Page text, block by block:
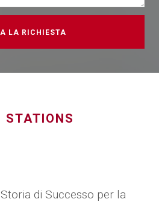
STATIONS
di Successo per la